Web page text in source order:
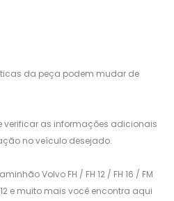
da peça podem mudar de
as informações adicionais
no veículo desejado.
Volvo FH / FH 12 / FH 16 / FM
12 e muito mais você encontra aqui